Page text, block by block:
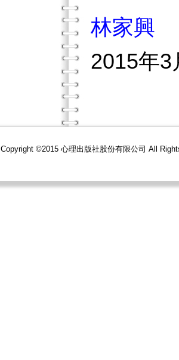
林家興
2015年3
Copyright ©2015 心理出版社股份有限公司 All